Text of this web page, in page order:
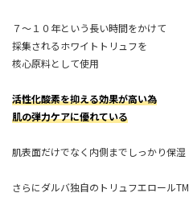
７～１０年という長い時間をかけて
採集されるホワイトトリュフを
核心原料として使用
活性化酸素を抑える効果が高い為
肌の弾力ケアに優れている
肌表面だけでなく内側までしっかり保湿
さらにダルバ独自のトリュフエロールTM